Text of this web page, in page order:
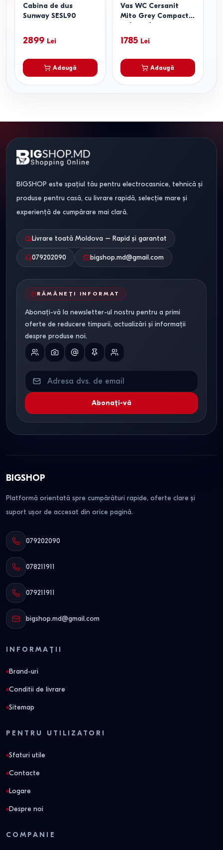
Cabina de dus
Sunway SESL90
2899 Lei
Adaugă
Vas WC Cersanit
Mito Grey Compact
6l/stop (alim.infer.
universal)
1785 Lei
Adaugă
BIGSHOP este spațiul tău pentru electrocasnice, tehnică și
produse pentru casă, cu livrare rapidă, selecție mare și
experiență de cumpărare mai clară.
Livrare toată Moldova – Rapid și garantat
079202090 bigshop.md@gmail.com
RĂMÂNEȚI INFORMAT
Abonați-vă la newsletter-ul nostru pentru a primi
oferte de reducere timpurii, actualizări și informații
despre produse noi.
Abonați-vă
BIGSHOP
Platformă orientată spre cumpărături rapide, oferte clare și
suport ușor de accesat din orice pagină.
079202090
078211911
079211911
bigshop.md@gmail.com
INFORMAȚII
Brand-uri
Conditii de livrare
Sitemap
PENTRU UTILIZATORI
Sfaturi utile
Contacte
Logare
Despre noi
COMPANIE